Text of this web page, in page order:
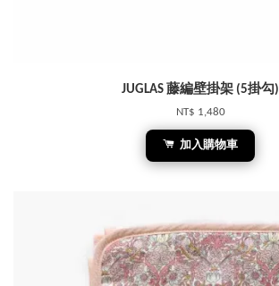
JUGLAS 藤編壁掛架 (5掛勾)
NT$ 1,480
加入購物車